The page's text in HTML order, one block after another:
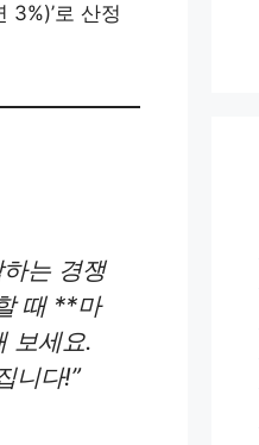
3%)’로 산정
는 경쟁
때 **마
보세요.
니다!”